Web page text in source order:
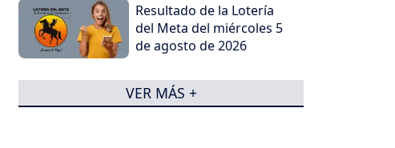
Resultado de la Lotería
del Meta del miércoles 5
de agosto de 2026
VER MÁS +